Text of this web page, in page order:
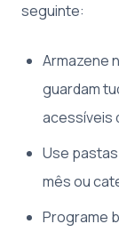
seguinte:
Armazene
guardam
acessíveis
Use
mês ou
Programe